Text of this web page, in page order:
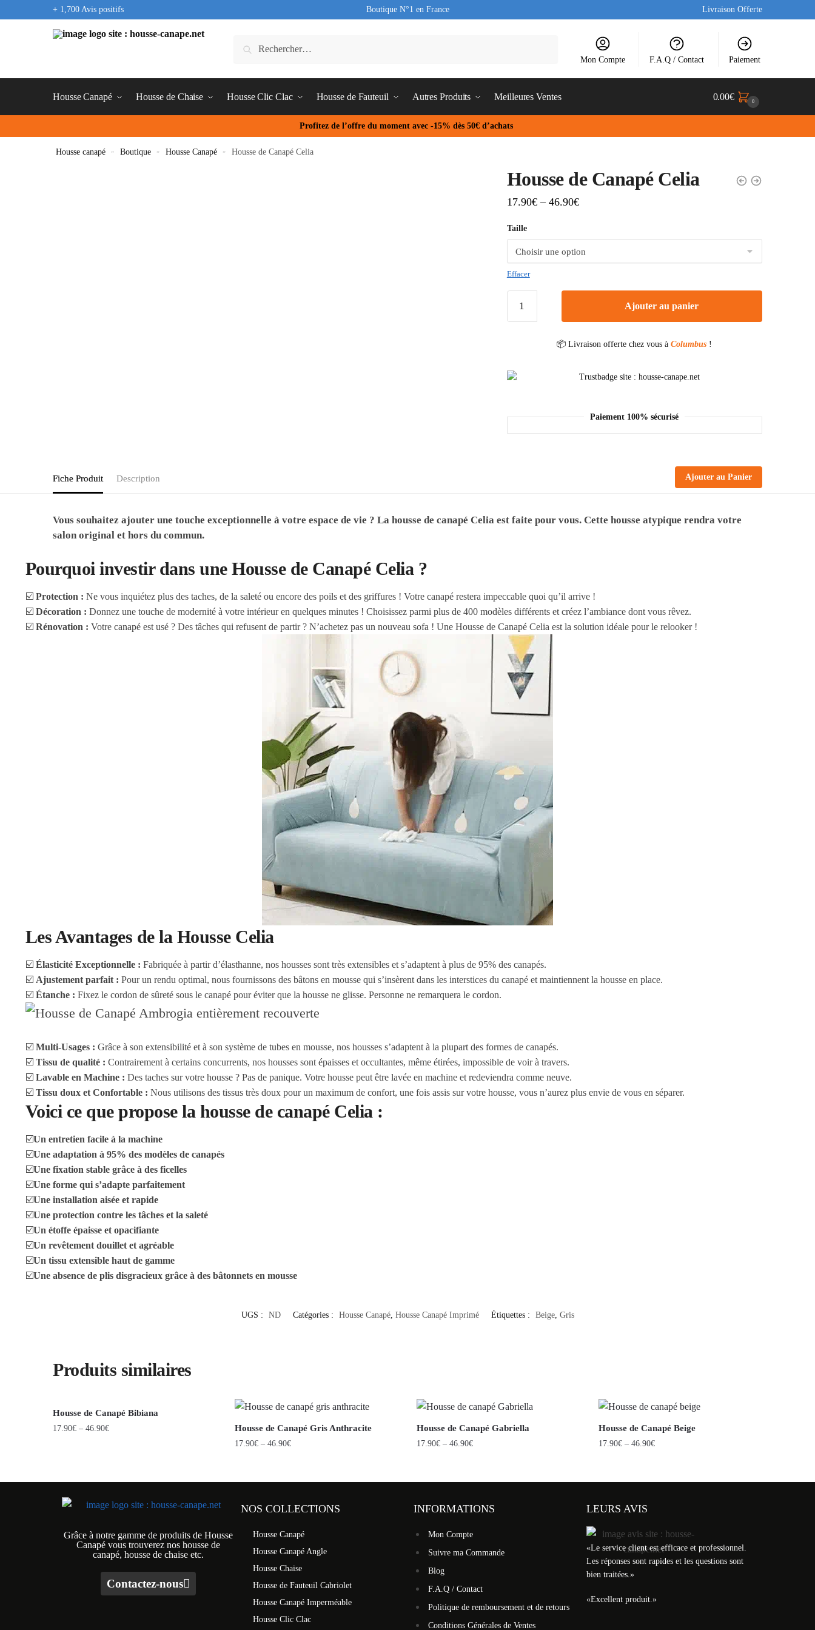
+ 1,700 Avis positifs Boutique N°1 en France Livraison Offerte
Mon Compte F.A.Q / Contact Paiement
Housse Canapé Housse de Chaise Housse Clic Clac Housse de Fauteuil Autres Produits Meilleures Ventes 0.00€ 0
Profitez de l’offre du moment avec -15% dès 50€ d’achats
Housse canapé » Boutique » Housse Canapé » Housse de Canapé Celia
Housse de Canapé Celia
17.90€– 46.90€
Taille
Effacer
Ajouter au panier
📦 Livraison offerte chez vous àColumbus !
Paiement 100% sécurisé
Fiche Produit Description Ajouter au Panier
Vous souhaitez ajouter une touche exceptionnelle à votre espace de vie ? La housse de canapé Celia est faite pour vous. Cette housse atypique rendra votre
salon original et hors du commun.
Pourquoi investir dans une Housse de Canapé Celia ?
☑️ Protection : Ne vous inquiétez plus des taches, de la saleté ou encore des poils et des griffures ! Votre canapé restera impeccable quoi qu’il arrive !
☑️ Décoration : Donnez une touche de modernité à votre intérieur en quelques minutes ! Choisissez parmi plus de 400 modèles différents et créez l’ambiance dont vous rêvez.
☑️ Rénovation : Votre canapé est usé ? Des tâches qui refusent de partir ? N’achetez pas un nouveau sofa ! Une Housse de Canapé Celia est la solution idéale pour le relooker !
Les Avantages de la Housse Celia
☑️ Élasticité Exceptionnelle : Fabriquée à partir d’élasthanne, nos housses sont très extensibles et s’adaptent à plus de 95% des canapés.
☑️ Ajustement parfait : Pour un rendu optimal, nous fournissons des bâtons en mousse qui s’insèrent dans les interstices du canapé et maintiennent la housse en place.
☑️ Étanche : Fixez le cordon de sûreté sous le canapé pour éviter que la housse ne glisse. Personne ne remarquera le cordon.
☑️ Multi-Usages : Grâce à son extensibilité et à son système de tubes en mousse, nos housses s’adaptent à la plupart des formes de canapés.
☑️ Tissu de qualité : Contrairement à certains concurrents, nos housses sont épaisses et occultantes, même étirées, impossible de voir à travers.
☑️ Lavable en Machine : Des taches sur votre housse ? Pas de panique. Votre housse peut être lavée en machine et redeviendra comme neuve.
☑️ Tissu doux et Confortable : Nous utilisons des tissus très doux pour un maximum de confort, une fois assis sur votre housse, vous n’aurez plus envie de vous en séparer.
Voici ce que propose la housse de canapé Celia :
☑️Un entretien facile à la machine
☑️Une adaptation à 95% des modèles de canapés
☑️Une fixation stable grâce à des ficelles
☑️Une forme qui s’adapte parfaitement
☑️Une installation aisée et rapide
☑️Une protection contre les tâches et la saleté
☑️Un étoffe épaisse et opacifiante
☑️Un revêtement douillet et agréable
☑️Un tissu extensible haut de gamme
☑️Une absence de plis disgracieux grâce à des bâtonnets en mousse
UGS : ND Catégories : Housse Canapé, Housse Canapé Imprimé Étiquettes : Beige, Gris
Produits similaires
Housse de Canapé Bibiana
17.90€ –46.90€ Housse de Canapé Gris Anthracite
17.90€ – 46.90€
Housse de Canapé Gabriella
17.90€– 46.90€
Housse de Canapé Beige
17.90€– 46.90€
Grâce à notre gamme de produits de Housse
Canapé vous trouverez nos housse de
canapé, housse de chaise etc.
Contactez-nous
NOS COLLECTIONS
Housse Canapé
Housse Canapé Angle
Housse Chaise
Housse de Fauteuil Cabriolet
Housse Canapé Imperméable
Housse Clic Clac
INFORMATIONS
Mon Compte
Suivre ma Commande
Blog
F.A.Q / Contact
Politique de remboursement et de retours
Conditions Générales de Ventes
LEURS AVIS
«Le service client est efficace et professionnel.
Les réponses sont rapides et les questions sont
bien traitées. »
«Excellent produit.»